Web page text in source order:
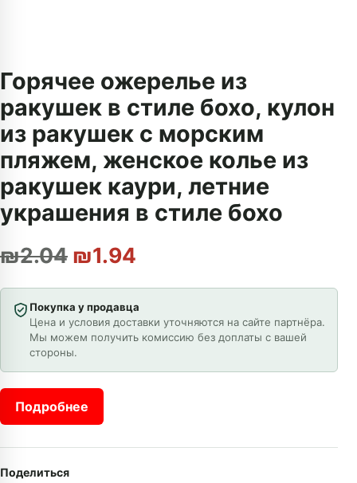
Горячее ожерелье из
ракушек в стиле бохо, кулон
из ракушек с морским
пляжем, женское колье из
ракушек каури, летние
украшения в стиле бохо
₪2.04 Первоначальная цена
₪1.94
Покупка у продавца
Цена и условия доставки уточняются на сайте партнёра.
Мы можем получить комиссию без доплаты с вашей
стороны.
Подробнее
Поделиться